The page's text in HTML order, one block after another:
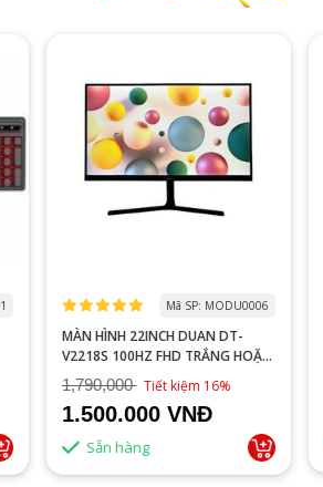
Mã SP: MODU0006
MÀN HÌNH 22INCH DUAN DT-
V2218S 100HZ FHD TRẮNG HOẶC
ĐEN
1,790,000 Tiết kiệm 16%
1.500.000 VNĐ
Sẵn hàng